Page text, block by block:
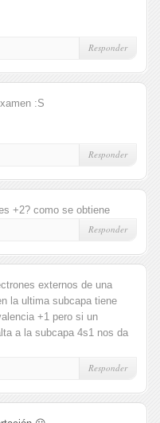
Responder
:S
Responder
+2? como se obtiene
Responder
externos de una
la ultima subcapa tiene
+1 pero si un
a la subcapa 4s1 nos da
Responder